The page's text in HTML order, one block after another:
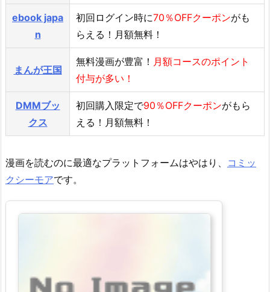
ebook japa
n
初回ログイン時に70％OFFクーポンがも
らえる！月額無料！
まんが王国
無料漫画が豊富！ 月額コースのポイント
付与が多い！
DMMブッ
クス
初回購入限定で90％OFFクーポンがもら
える！月額無料！
漫画を読むのに最適なプラットフォームはやはり、 コミッ
クシーモアです。